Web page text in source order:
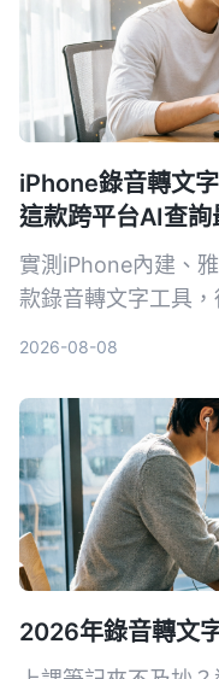
iPhone錄音轉文
這款跨平台AI查詢
實測iPhone內建、
款錄音轉文字工具
2026-08-08
2026年錄音轉文